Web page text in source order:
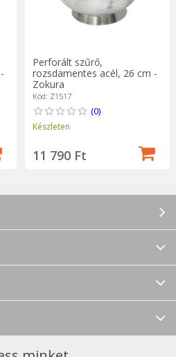
Perforált szűrő,
rozsdamentes acél, 26 cm -
Zokura
Kód: Z1517
(0)
Készleten
11 790 Ft